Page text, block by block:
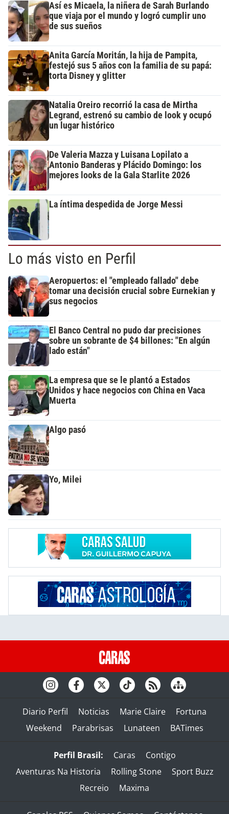
Así es Micaela, la niñera de Sarah Burlando
que viaja por el mundo y logró cumplir uno
de sus sueños
Anita García Moritán, la hija de Pampita,
festejó sus 5 años con la familia de su papá:
torta Disney y glitter
Natalia Oreiro recorrió la casa de Mirtha
Legrand, estrenó su cambio de look y ocupó
un lugar histórico
De Valeria Mazza y Luisana Lopilato a
Antonio Banderas y Plácido Domingo: los
mejores looks de la Gala Starlite 2026
La íntima despedida de Jorge Messi
Lo más visto en Perfil
Aeropuertos: el "empleado fallado" debe
tomar una decisión crucial sobre Eurnekian y
sus negocios
El Banco Central no pudo dar precisiones
sobre un sobrante de $4 billones: "En algún
lado están"
La empresa que se le plantó a Estados
Unidos y hace negocios con China en Vaca
Muerta
Algo pasó
Yo, Milei
Diario Perfil Noticias Marie Claire
Fortuna
Weekend
Parabrisas Lunateen BATimes
Perfil Brasil: Caras
Contigo
Aventuras Na Historia
Rolling Stone
Sport Buzz
Recreio
Maxima